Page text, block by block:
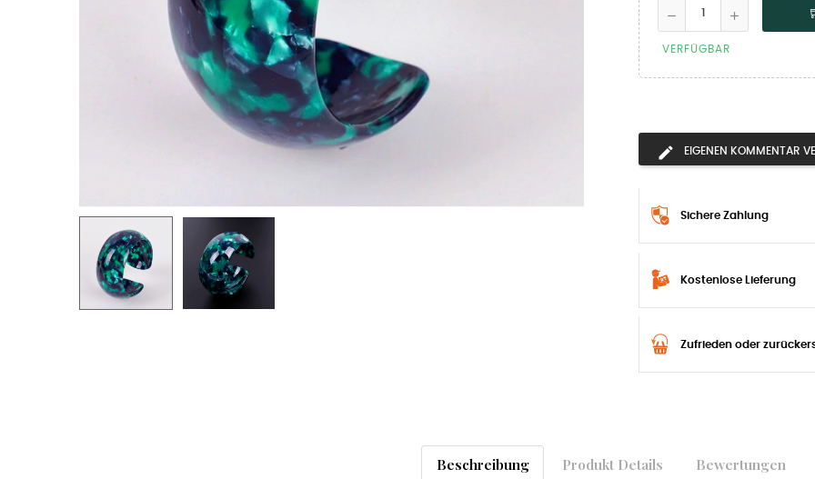
VERFÜGBAR
EIGENEN KOMMENTAR
Sichere Zahlung
Kostenlose Lieferung
Zufrieden oder
Beschreibung Produkt Details Bewertungen